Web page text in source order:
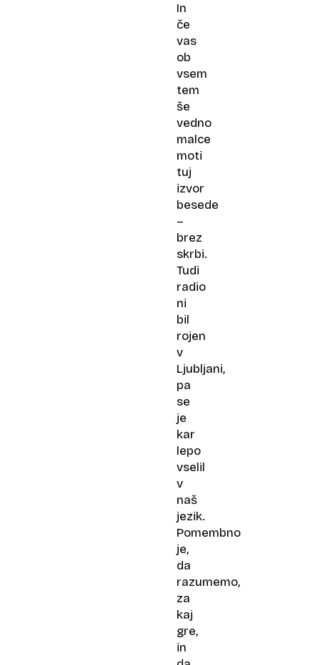
In
če
vas
ob
vsem
tem
še
vedno
malce
moti
tuj
izvor
besede
–
brez
skrbi.
Tudi
radio
ni
bil
rojen
v
Ljubljani,
pa
se
je
kar
lepo
vselil
v
naš
jezik.
Pomembno
je,
da
razumemo,
za
kaj
gre,
in